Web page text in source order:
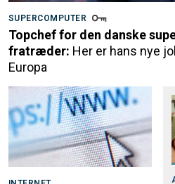
SUPERCOMPUTER
Topchef for den danske
fratræder: Her er hans nye
Europa